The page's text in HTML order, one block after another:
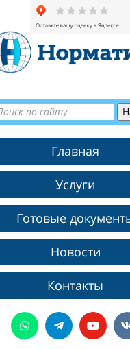
Главная
Услуги
Готовые
Новости
Контакты